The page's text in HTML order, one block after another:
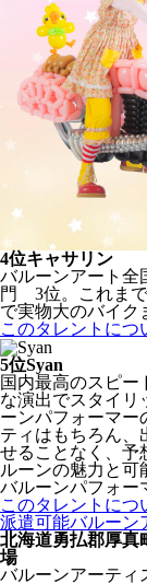
4位キャサリン
バルーンアート全
門 3位。これまで
で実物大のバイク
このタレントにつ
5位Syan
国内最高のスピー
な演出でスタイリ
ーンパフォーマー
ティはもちろん、
せることなく、予
ルーンの魅力と
バルーンパフォー
このタレントにつ
派遣可能バルーン
北海道勇払郡厚真
場
バルーンアーティ